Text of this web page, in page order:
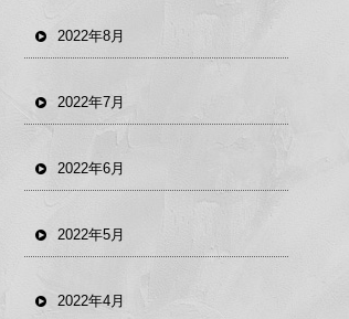
2022年8月
2022年7月
2022年6月
2022年5月
2022年4月